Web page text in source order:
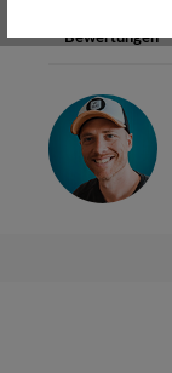
Bewertungen